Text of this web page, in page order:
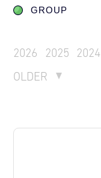
GROUP
2026 2025 2024
OLDER